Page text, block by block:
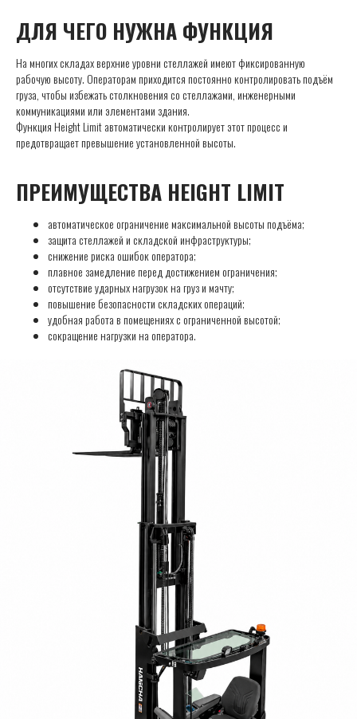
ДЛЯ ЧЕГО НУЖНА ФУНКЦИЯ
На многих складах верхние уровни стеллажей имеют фиксированную
рабочую высоту. Операторам приходится постоянно контролировать подъём
груза, чтобы избежать столкновения со стеллажами, инженерными
коммуникациями или элементами здания.
Функция Height Limit автоматически контролирует этот процесс и
предотвращает превышение установленной высоты.
ПРЕИМУЩЕСТВА HEIGHT LIMIT
автоматическое ограничение максимальной высоты подъёма;
защита стеллажей и складской инфраструктуры;
снижение риска ошибок оператора;
плавное замедление перед достижением ограничения;
отсутствие ударных нагрузок на груз и мачту;
повышение безопасности складских операций;
удобная работа в помещениях с ограниченной высотой;
сокращение нагрузки на оператора.